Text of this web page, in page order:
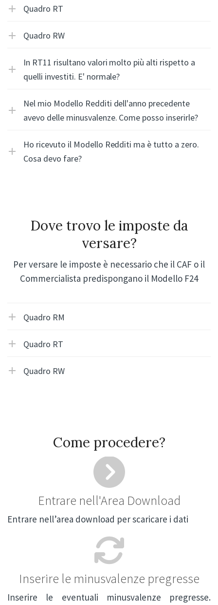
Quadro RT
Quadro RW
In RT11 risultano valori molto più alti rispetto a
quelli investiti. E' normale?
Nel mio Modello Redditi dell'anno precedente
avevo delle minusvalenze. Come posso inserirle?
Ho ricevuto il Modello Redditi ma è tutto a zero.
Cosa devo fare?
Dove trovo le imposte da
versare?
Per versare le imposte è necessario che il CAF o il
Commercialista predispongano il Modello F24
Quadro RM
Quadro RT
Quadro RW
Come procedere?
Entrare nell'Area Download
Entrare nell’area download per scaricare i dati
Inserire le minusvalenze pregresse
Inserire le eventuali minusvalenze pregresse.